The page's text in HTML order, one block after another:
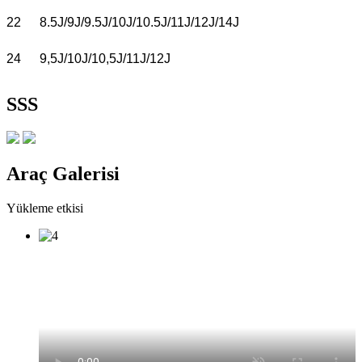
22 8.5J/9J/9.5J/10J/10.5J/11J/12J/14J
24 9,5J/10J/10,5J/11J/12J
SSS
Araç Galerisi
Yükleme etkisi